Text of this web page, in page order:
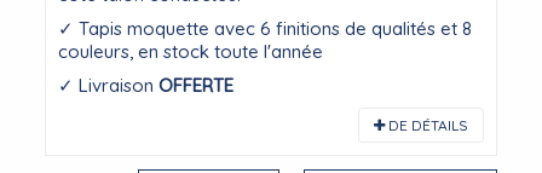
✓ Tapis moquette avec 6 finitions de qualités et 8
couleurs, en stock toute l'année
✓ LivraisonOFFERTE
DE DÉTAILS